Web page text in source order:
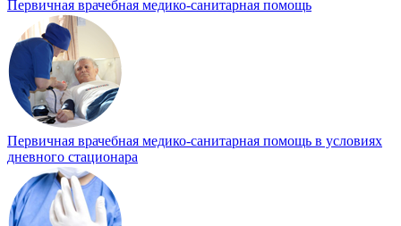
Первичная врачебная медико-санитарная помощь
Первичная врачебная медико-санитарная помощь в условиях
дневного стационара